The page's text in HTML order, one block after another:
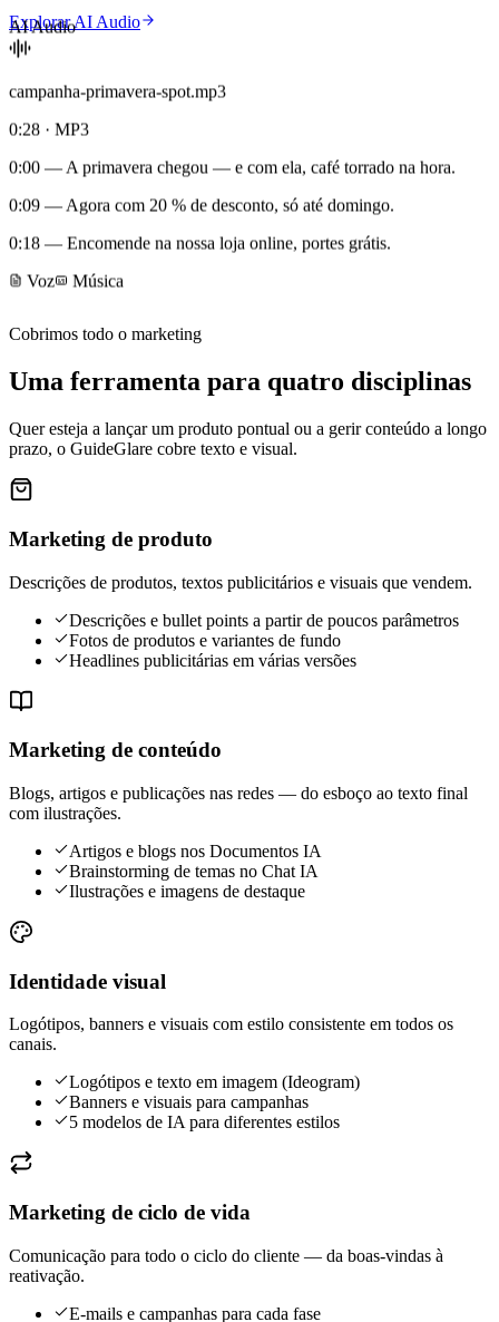
Explorar AI Audio
AI Audio
campanha-primavera-spot.mp3
0:28 · MP3
0:00 — A primavera chegou — e com ela, café torrado na hora.
0:09 — Agora com 20 % de desconto, só até domingo.
0:18 — Encomende na nossa loja online, portes grátis.
Voz
Música
Cobrimos todo o marketing
Uma ferramenta para quatro disciplinas
Quer esteja a lançar um produto pontual ou a gerir conteúdo a longo
prazo, o GuideGlare cobre texto e visual.
Marketing de produto
Descrições de produtos, textos publicitários e visuais que vendem.
Descrições e bullet points a partir de poucos parâmetros
Fotos de produtos e variantes de fundo
Headlines publicitárias em várias versões
Marketing de conteúdo
Blogs, artigos e publicações nas redes — do esboço ao texto final
com ilustrações.
Artigos e blogs nos Documentos IA
Brainstorming de temas no Chat IA
Ilustrações e imagens de destaque
Identidade visual
Logótipos, banners e visuais com estilo consistente em todos os
canais.
Logótipos e texto em imagem (Ideogram)
Banners e visuais para campanhas
5 modelos de IA para diferentes estilos
Marketing de ciclo de vida
Comunicação para todo o ciclo do cliente — da boas-vindas à
reativação.
E-mails e campanhas para cada fase